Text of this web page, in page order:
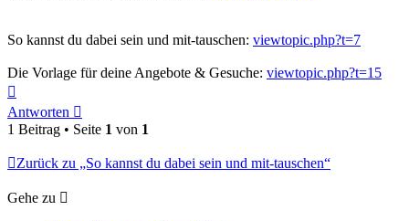
So kannst du dabei sein und mit-tauschen: viewtopic.php?t=7
Die Vorlage für deine Angebote & Gesuche: viewtopic.php?t=15
oben
Antworten
1 Beitrag • Seite 1 von 1
Zurück zu „So kannst du dabei sein und mit-tauschen“
Gehe zu